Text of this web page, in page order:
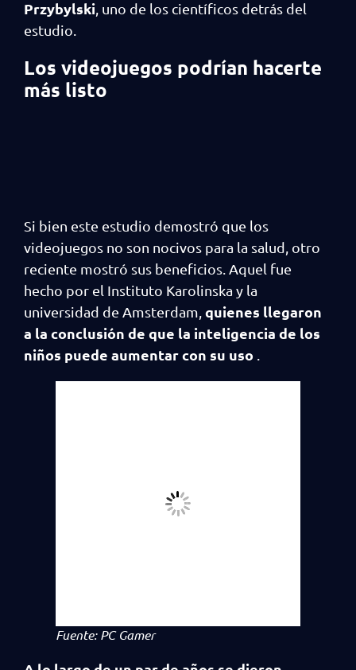
Przybylski , uno de los científicos detrás del
estudio.
Los videojuegos podrían hacerte
más listo
Si bien este estudio demostró que los
videojuegos no son nocivos para la salud, otro
reciente mostró sus beneficios. Aquel fue
hecho por el Instituto Karolinska y la
universidad de Amsterdam, quienes llegaron
a la conclusión de que la inteligencia de los
niños puede aumentar con su uso
Fuente: PC Gamer